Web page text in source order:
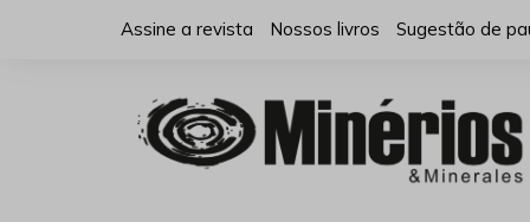
Assine a revista Nossos livros Sugestão de